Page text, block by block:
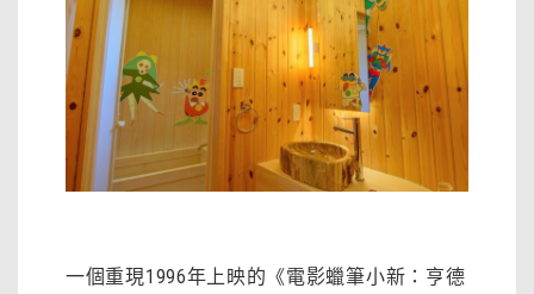
一個重現1996年上映的《電影蠟筆小新：亨德